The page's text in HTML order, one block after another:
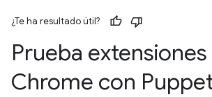
¿Te ha resultado útil?
Prueba
Chrome con